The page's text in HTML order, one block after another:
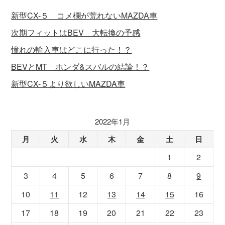
新型CX-５ コメ欄が荒れないMAZDA車
次期フィットはBEV 大転換の予感
憧れの輸入車はどこに行った！？
BEVとMT ホンダ&スバルの結論！？
新型CX-５より欲しいMAZDA車
2022年1月
月 火 水 木 金 土 日
1
2
3
4 5 6 7 8
9
10
11 12 13 14 15
16
17
18 19 20 21 22
23